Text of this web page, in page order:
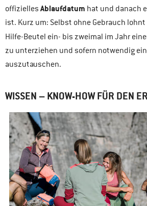
offizielles Ablaufdatum hat und danach
ist. Kurz um: Selbst ohne Gebrauch
Hilfe-Beutel ein- bis zweimal im Jahr
zu unterziehen und sofern notwendig
auszutauschen.
WISSEN – KNOW-HOW FÜR DEN